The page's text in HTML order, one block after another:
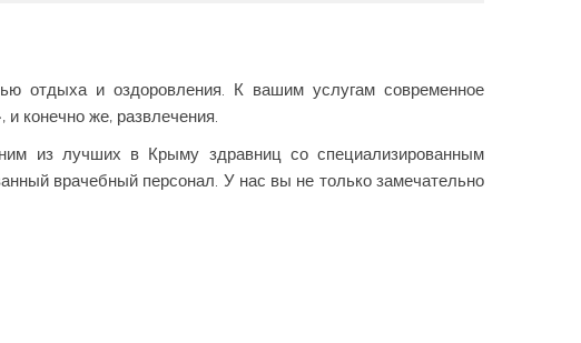
отдыха и оздоровления. К вашим услугам современное
конечно же, развлечения.
из лучших в Крыму здравниц со специализированным
врачебный персонал. У нас вы не только замечательно